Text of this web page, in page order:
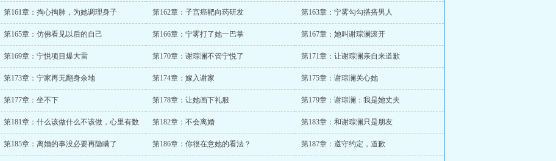
第161章：掏心掏肺，为她调理身子 第162章：子宫癌靶向药研发 第163章：宁雾勾勾搭搭男人
第165章：仿佛看见以后的自己 第166章：宁雾打了她一巴掌 第167章：她叫谢琮澜滚开
第169章：宁悦项目爆大雷 第170章：谢琮澜不管宁悦了 第171章：让谢琮澜亲自来道歉
第173章：宁家再无翻身余地 第174章：嫁入谢家 第175章：谢琮澜关心她
第177章：坐不下 第178章：让她画下礼服 第179章：谢琮澜：我是她丈夫
第181章：什么该做什么不该做，心里有数 第182章：不会离婚 第183章：和谢琮澜只是朋友
第185章：离婚的事没必要再隐瞒了 第186章：你很在意她的看法？ 第187章：遵守约定，道歉